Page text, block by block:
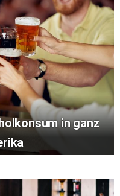
in ganz